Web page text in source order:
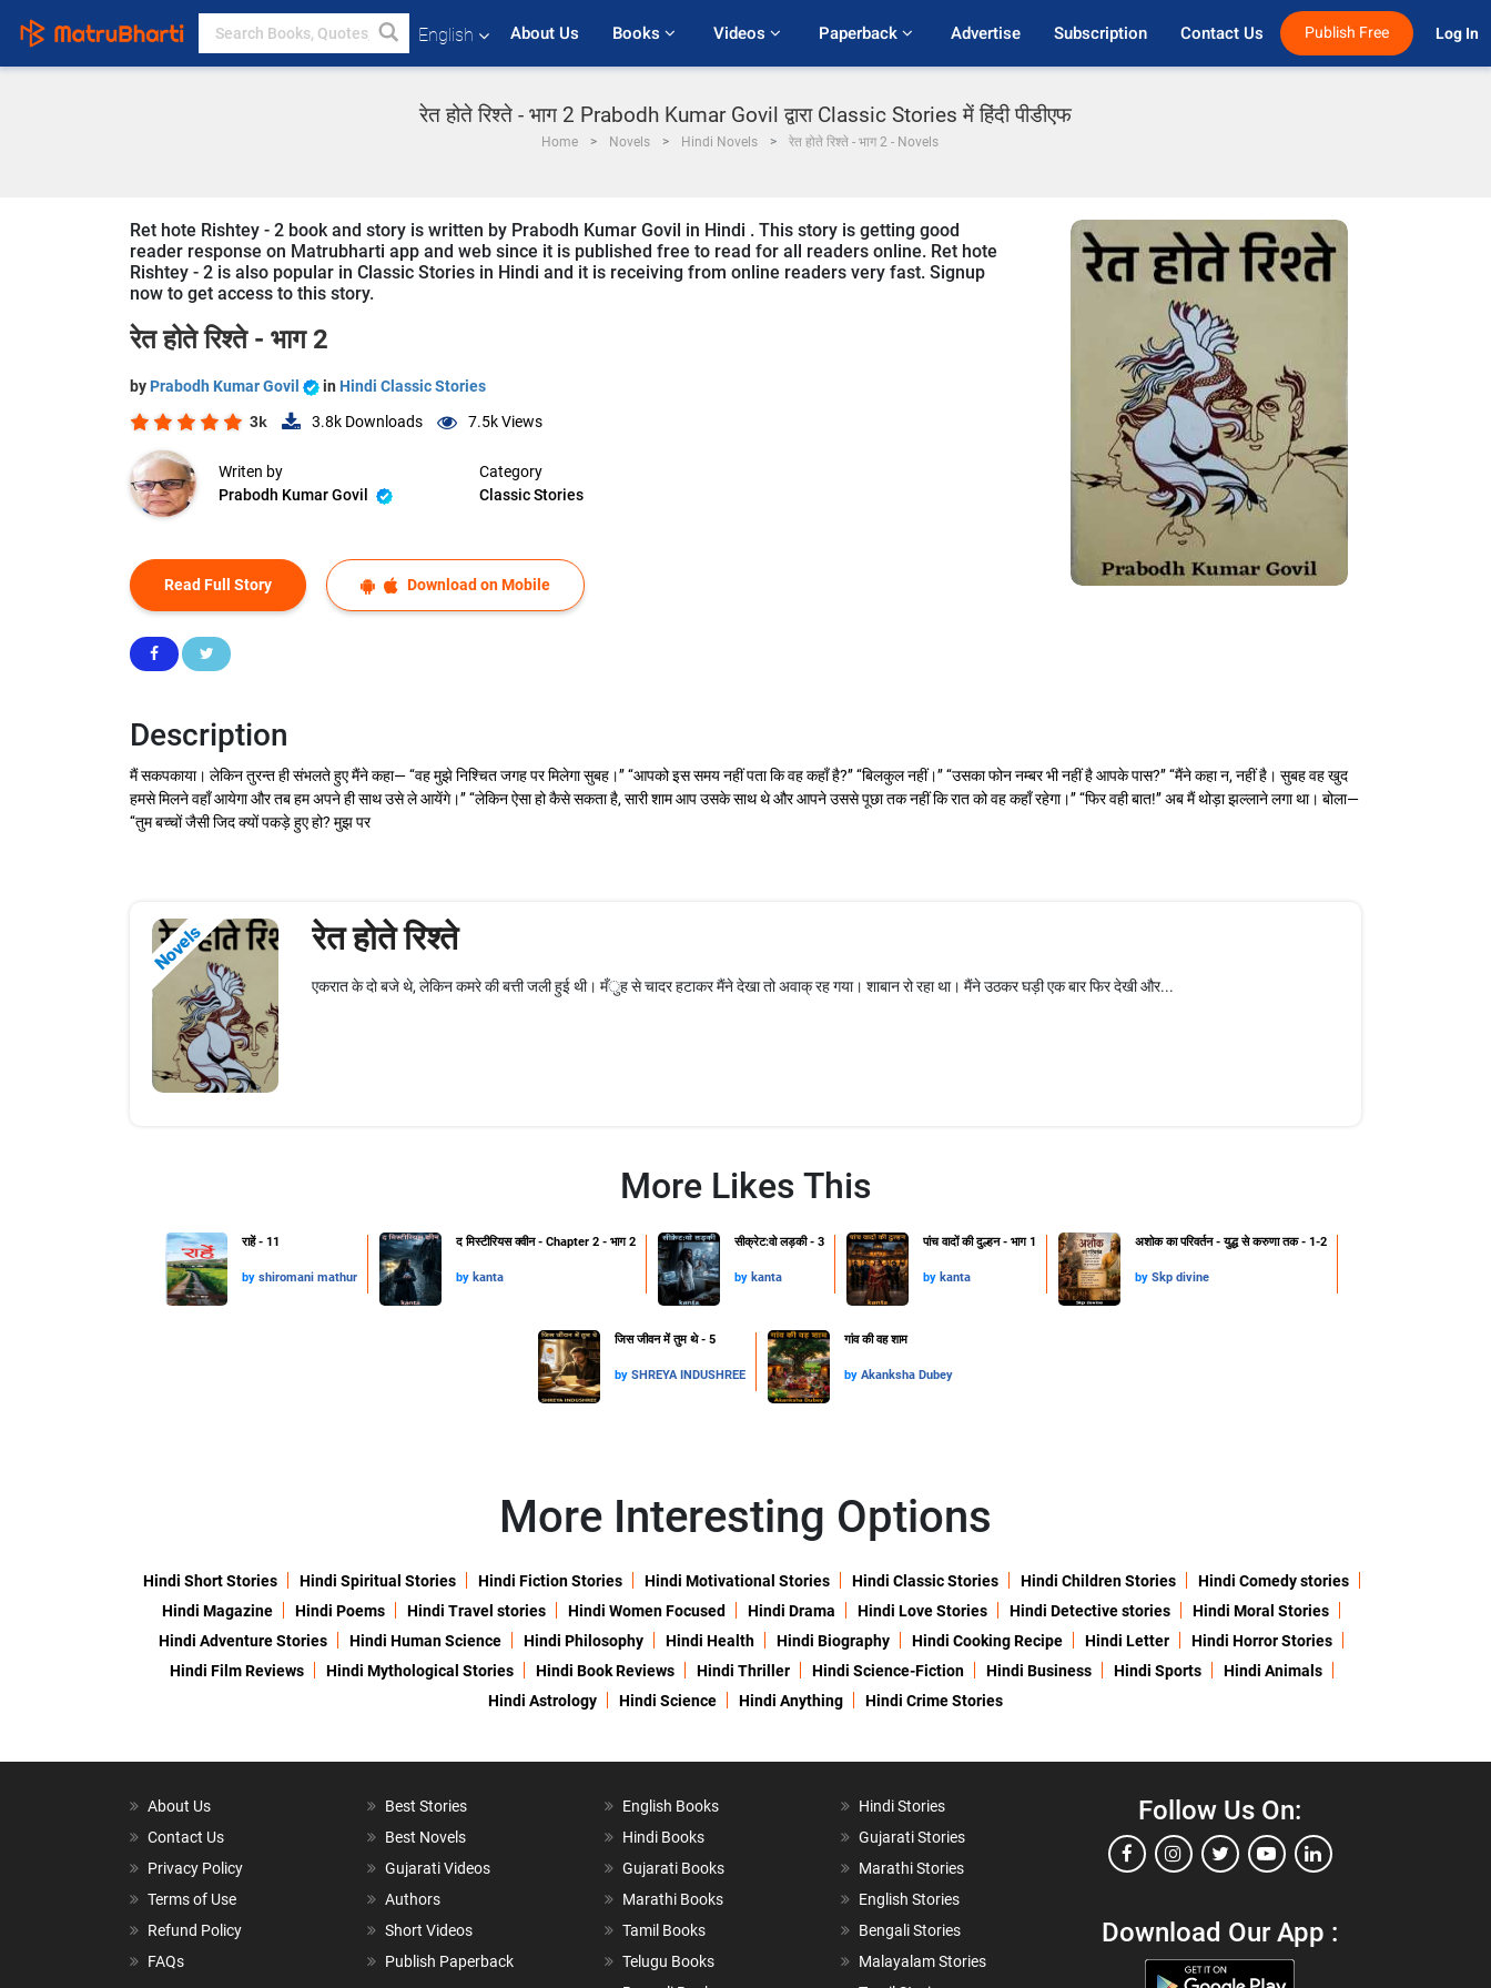
English About Us Books Videos Paperback Advertise Subscription Contact Us Publish Free Log In
रेत होते रिश्ते - भाग 2 Prabodh Kumar Govil द्वारा Classic Stories में हिंदी पीडीएफ
Home Novels Hindi Novels रेत होते रिश्ते - भाग 2 - Novels
Ret hote Rishtey - 2 book and story is written by Prabodh Kumar Govil in Hindi . This story is getting good
reader response on Matrubharti app and web since it is published free to read for all readers online. Ret hote
Rishtey - 2 is also popular in Classic Stories in Hindi and it is receiving from online readers very fast. Signup
now to get access to this story.
रेत होते रिश्ते - भाग 2
by Prabodh Kumar Govil in Hindi Classic Stories
3k 3.8k Downloads 7.5kViews
Writen by
Prabodh Kumar Govil
Category
Classic Stories
Read Full Story Download on Mobile
Description
मैं सकपकाया। लेकिन तुरन्त ही संभलते हुए मैंने कहा— ‘‘वह मुझे निश्चित जगह पर मिलेगा सुबह।’’ ‘‘आपको इस समय नहीं पता कि वह कहाँ है?’’ ‘‘बिलकुल नहीं।’’ ‘‘उसका फोन नम्बर भी नहीं है आपके पास?’’ ‘‘मैंने कहा न, नहीं है। सुबह वह खुद
हमसे मिलने वहाँ आयेगा और तब हम अपने ही साथ उसे ले आयेंगे।’’ ‘‘लेकिन ऐसा हो कैसे सकता है, सारी शाम आप उसके साथ थे और आपने उससे पूछा तक नहीं कि रात को वह कहाँ रहेगा।’’ ‘‘फिर वही बात!’’ अब मैं थोड़ा झल्लाने लगा था। बोला—
‘‘तुम बच्चों जैसी जिद क्यों पकड़े हुए हो? मुझ पर
Novels रेत होते रिश्ते
एकरात के दो बजे थे, लेकिन कमरे की बत्ती जली हुई थी। मँुह से चादर हटाकर मैंने देखा तो अवाक् रह गया। शाबान रो रहा था। मैंने उठकर घड़ी एक बार फिर देखी और...
More Likes This
राहें - 11
by shiromani mathur
द मिस्टीरियस क्वीन - Chapter 2 - भाग 2
by kanta
सीक्रेट:वो लड़की - 3
by kanta
पांच वादों की दुल्हन - भाग 1
by kanta
अशोक का परिवर्तन - युद्ध से करुणा तक - 1-2
by Skp divine
जिस जीवन में तुम थे - 5
by SHREYA INDUSHREE
गांव की वह शाम
by Akanksha Dubey
More Interesting Options
Hindi Short Stories Hindi Spiritual Stories Hindi Fiction Stories Hindi Motivational Stories Hindi Classic Stories Hindi Children Stories
Hindi Comedy stories
Hindi Magazine
Hindi Poems Hindi Travel stories Hindi Women Focused Hindi Drama Hindi Love Stories Hindi Detective stories
Hindi Moral Stories
Hindi Adventure Stories
Hindi Human Science Hindi Philosophy Hindi Health Hindi Biography Hindi Cooking Recipe Hindi Letter
Hindi Horror Stories
Hindi Film Reviews
Hindi Mythological Stories Hindi Book Reviews Hindi Thriller Hindi Science-Fiction Hindi Business Hindi Sports
Hindi Animals
Hindi Astrology
Hindi Science Hindi Anything Hindi Crime Stories
About Us
Contact Us
Privacy Policy
Terms of Use
Refund Policy
FAQs
Best Stories
Best Novels
Gujarati Videos
Authors
Short Videos
Publish Paperback
English Books
Hindi Books
Gujarati Books
Marathi Books
Tamil Books
Telugu Books
Hindi Stories
Gujarati Stories
Marathi Stories
English Stories
Bengali Stories
Malayalam Stories
Follow Us On:
Download Our App :